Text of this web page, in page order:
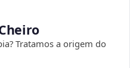
Tratamos a origem do